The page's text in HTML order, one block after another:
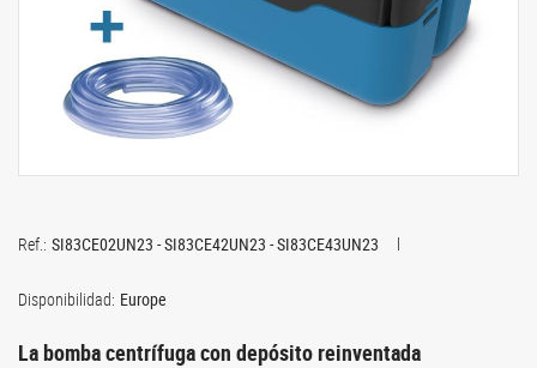
Disponibilidad: Europe
Ref.: SI83CE02UN23 - SI83CE42UN23 - SI83CE43UN23
La bomba centrífuga con depósito reinventada